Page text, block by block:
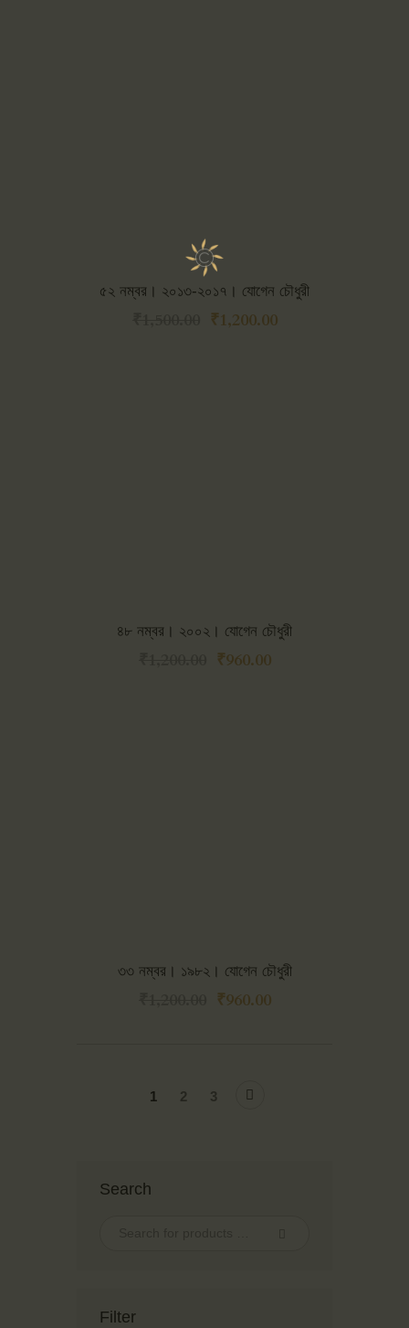
৫২ নম্বর। ২০১৩-২০১৭। যোগেন চৌধুরী
₹1,200.00
৪৮ নম্বর। ২০০২। যোগেন চৌধুরী
₹960.00
৩৩ নম্বর। ১৯৮২। যোগেন চৌধুরী
₹960.00
1 2 3
→
Search
Filter